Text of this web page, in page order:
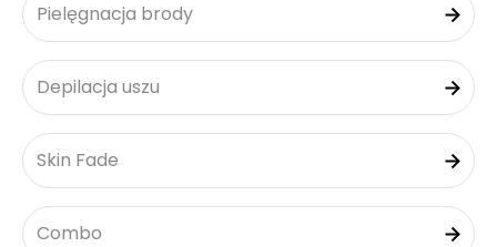
Pielęgnacja brody
Depilacja uszu
Skin Fade
Combo